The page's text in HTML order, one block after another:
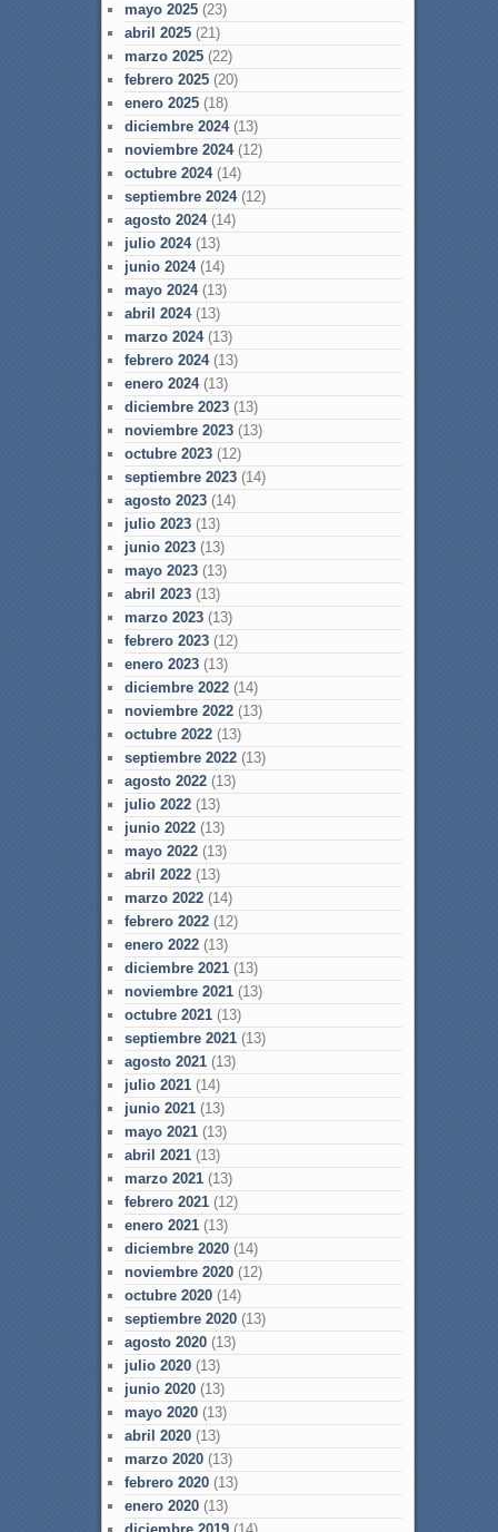
mayo 2025(23)
abril 2025(21)
marzo 2025(22)
febrero 2025(20)
enero 2025(18)
diciembre 2024(13)
noviembre 2024(12)
octubre 2024(14)
septiembre 2024(12)
agosto 2024(14)
julio 2024(13)
junio 2024(14)
mayo 2024(13)
abril 2024(13)
marzo 2024(13)
febrero 2024(13)
enero 2024(13)
diciembre 2023(13)
noviembre 2023(13)
octubre 2023(12)
septiembre 2023(14)
agosto 2023(14)
julio 2023(13)
junio 2023(13)
mayo 2023(13)
abril 2023(13)
marzo 2023(13)
febrero 2023(12)
enero 2023(13)
diciembre 2022(14)
noviembre 2022(13)
octubre 2022(13)
septiembre 2022(13)
agosto 2022(13)
julio 2022(13)
junio 2022(13)
mayo 2022(13)
abril 2022(13)
marzo 2022(14)
febrero 2022(12)
enero 2022(13)
diciembre 2021(13)
noviembre 2021(13)
octubre 2021(13)
septiembre 2021(13)
agosto 2021(13)
julio 2021(14)
junio 2021(13)
mayo 2021(13)
abril 2021(13)
marzo 2021(13)
febrero 2021(12)
enero 2021(13)
diciembre 2020(14)
noviembre 2020(12)
octubre 2020(14)
septiembre 2020(13)
agosto 2020(13)
julio 2020(13)
junio 2020(13)
mayo 2020(13)
abril 2020(13)
marzo 2020(13)
febrero 2020(13)
enero 2020(13)